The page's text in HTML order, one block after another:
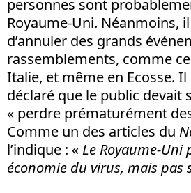
personnes sont
Royaume-Uni. Néanmoins,
d’annuler des grands
rassemblements, comme
Italie, et même en Ecosse.
déclaré que le public devait
« perdre prématurément
Comme un des articles du
l’indique : « Le Royaume-Uni
économie du virus, mais pas